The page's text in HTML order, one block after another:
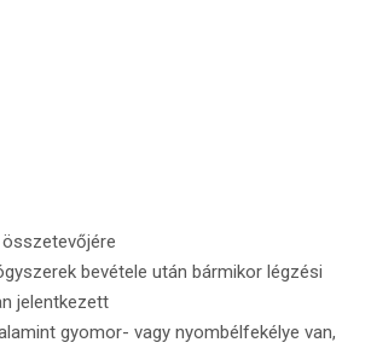
bevétele után bármikor légzési
jelentkezett
gyomor- vagy nyombélfekélye van,